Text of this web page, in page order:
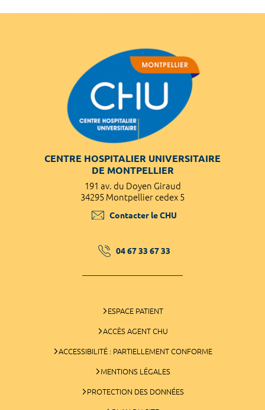
CENTRE HOSPITALIER UNIVERSITAIRE
DE MONTPELLIER
191 av. du Doyen Giraud
34295 Montpellier cedex 5
Contacter le CHU
04 67 33 67 33
ESPACE PATIENT
ACCÈS AGENT CHU
ACCESSIBILITÉ : PARTIELLEMENT CONFORME
MENTIONS LÉGALES
PROTECTION DES DONNÉES